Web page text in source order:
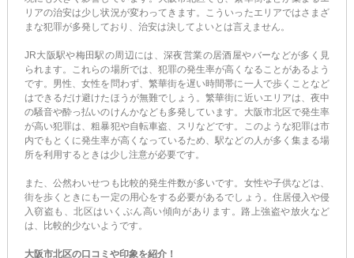
リアの治安は少し状況が変わってきます。こういったエリアではさまざ
まな犯罪が多発しており、治安は決してよいとは言えません。
JR大阪駅や梅田駅の周辺には、深夜営業の居酒屋やバーなどが多く見
られます。これらの場所では、犯罪の発生率が高くなることがあるよう
です。男性、女性を問わず、繁華街を遅い時間帯に一人で歩くことなど
はできるだけ避けたほうが無難でしょう。繁華街に近いエリアは、夜中
の騒音や酔っ払いのけんかなども多発しています。大阪市北区で発生率
が高い犯罪は、粗暴犯や自転車盗、スリなどです。このような犯罪は市
内でもとくに発生率が高くなっているため、駅などの人が多く集まる場
所を利用するときは少し注意が必要です。
また、公然わいせつも比較的発生件数が多いです。女性や子供などは、
街を歩くときにも一定の用心をする必要があるでしょう。住居侵入や侵
入窃盗も、北区はいくぶん高い傾向があります。路上強盗や放火など
は、比較的少ないようです。
大阪市北区の口コミや印象を紹介！